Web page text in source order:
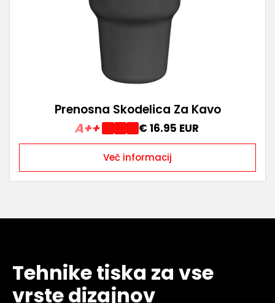
Prenosna Skodelica Za Kavo
A++ € 16.95 EUR
Več informacij
Tehnike tiska za vse
vrste dizajnov